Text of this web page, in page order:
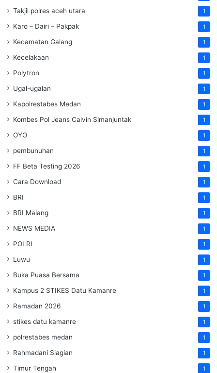
Takjil polres aceh utara 1
Karo – Dairi – Pakpak 1
Kecamatan Galang 1
Kecelakaan 1
Polytron 1
Ugal-ugalan 1
Kapolrestabes Medan 1
Kombes Pol Jeans Calvin Simanjuntak 1
OYO 1
pembunuhan 1
FF Beta Testing 2026 1
Cara Download 1
BRI 1
BRI Malang 1
NEWS MEDIA 1
POLRI 1
Luwu 1
Buka Puasa Bersama 1
Kampus 2 STIKES Datu Kamanre 1
Ramadan 2026 1
stikes datu kamanre 1
polrestabes medan 1
Rahmadani Siagian 1
Timur Tengah 1